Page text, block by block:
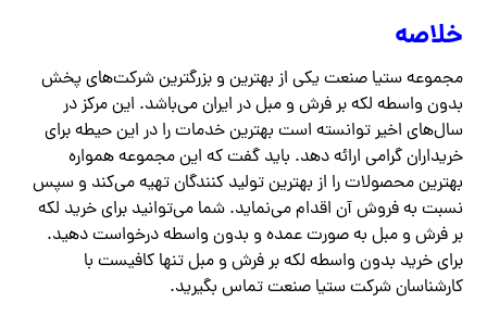
خلاصه
مجموعه ستیا صنعت یکی از بهترین و بزرگترین شرکت‌های پخش
بدون واسطه لکه بر فرش و مبل در ایران می‌باشد. این مرکز در
سال‌های اخیر توانسته است بهترین خدمات را در این حیطه برای
خریداران گرامی ارائه دهد. باید گفت که این مجموعه همواره
بهترین محصولات را از بهترین تولید کنندگان تهیه می‌کند و سپس
نسبت به فروش آن اقدام می‌نماید. شما می‌توانید برای خرید لکه
بر فرش و مبل به صورت عمده و بدون واسطه درخواست دهید.
برای خرید بدون واسطه لکه بر فرش و مبل تنها کافیست با
کارشناسان شرکت ستیا صنعت تماس بگیرید.